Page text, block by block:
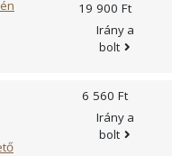
19 900 Ft
Irány a
bolt
6 560 Ft
Irány a
bolt